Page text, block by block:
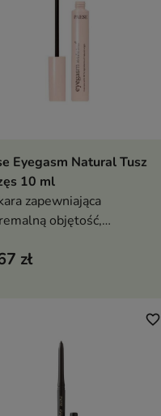
Dodaj do koszyka
Eyegasm Natural Tusz
10 ml
zapewniająca
objętość,
pociągnięciu. Łączy
zł
favorite_border